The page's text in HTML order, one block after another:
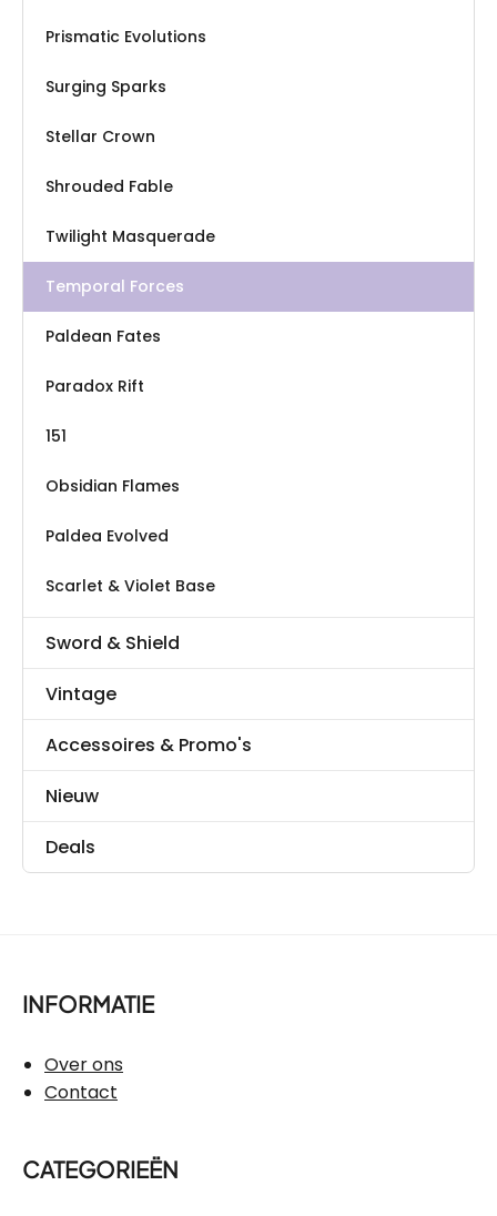
Prismatic Evolutions
Surging Sparks
Stellar Crown
Shrouded Fable
Twilight Masquerade
Temporal Forces
Paldean Fates
Paradox Rift
151
Obsidian Flames
Paldea Evolved
Scarlet & Violet Base
Sword & Shield
Vintage
Accessoires & Promo's
Nieuw
Deals
INFORMATIE
Over ons
Contact
CATEGORIEËN